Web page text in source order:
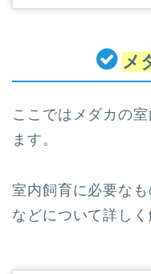
メ
ここではメダカの
ます。
室内飼育に必要な
などについて詳しく